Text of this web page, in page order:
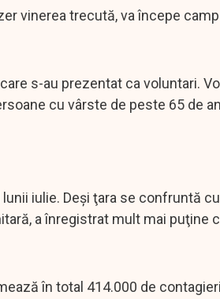
vinerea trecută, va începe
s-au prezentat ca voluntari.
cu vârste de peste 65 de
iulie. Deşi ţara se confruntă
a înregistrat mult mai puţine
în total 414.000 de